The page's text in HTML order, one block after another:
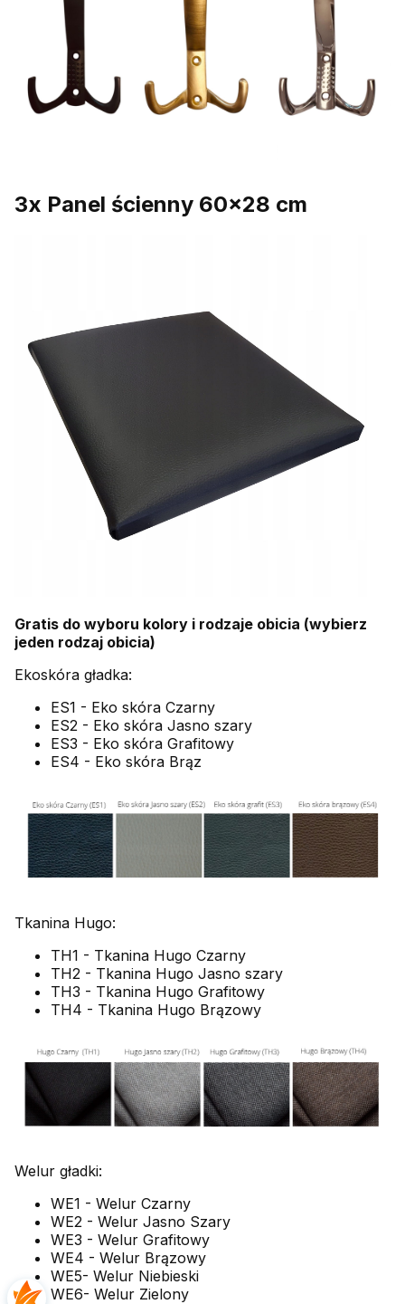
3x Panel ścienny 60x28 cm
Gratis do wyboru kolory i rodzaje obicia (wybierz
jeden rodzaj obicia)
Ekoskóra gładka:
ES1 - Eko skóra Czarny
ES2 - Eko skóra Jasno szary
ES3 - Eko skóra Grafitowy
ES4 - Eko skóra Brąz
Tkanina Hugo:
TH1 - Tkanina Hugo Czarny
TH2 - Tkanina Hugo Jasno szary
TH3 - Tkanina Hugo Grafitowy
TH4 - Tkanina Hugo Brązowy
Welur gładki:
WE1 - Welur Czarny
WE2 - Welur Jasno Szary
WE3 - Welur Grafitowy
WE4 - Welur Brązowy
WE5- Welur Niebieski
WE6- Welur Zielony